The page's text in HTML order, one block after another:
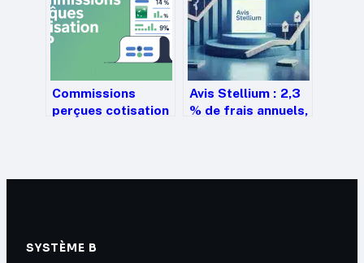
Commissions
perçues cotisation
Avis Stellium : 2,3
% de frais annuels,
SYSTÈME B